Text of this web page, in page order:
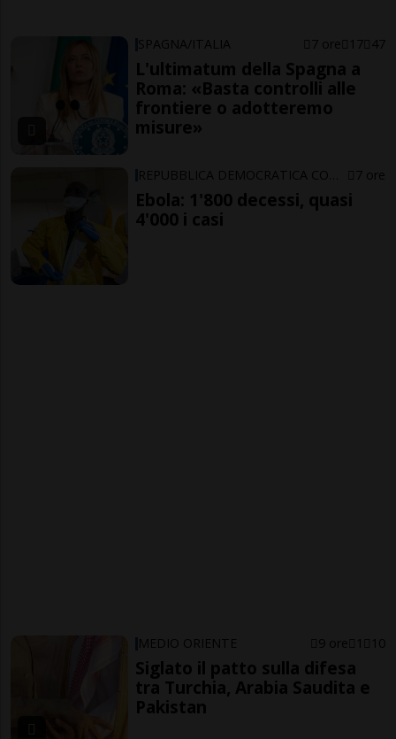
SPAGNA/ITALIA 7 ore 17 47
L'ultimatum della Spagna a
Roma: «Basta controlli alle
frontiere o adotteremo
misure»
7 ore
Ebola: 1'800 decessi, quasi
4'000 i casi
MEDIO ORIENTE 9 ore 1 10
Siglato il patto sulla difesa
tra Turchia, Arabia Saudita e
Pakistan